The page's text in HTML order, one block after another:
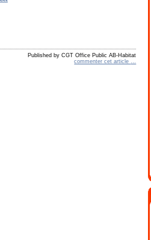
Published by CGT Office Public AB-Habitat
commenter cet article …